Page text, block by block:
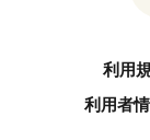
利用
利用者